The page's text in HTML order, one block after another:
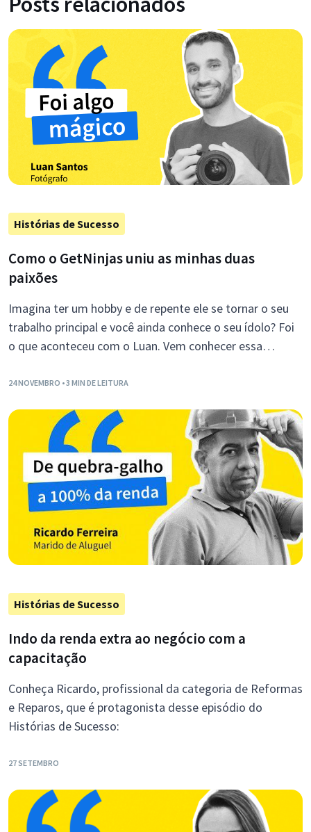
Histórias de Sucesso
Como o GetNinjas uniu as minhas duas
paixões
Imagina ter um hobby e de repente ele se tornar o seu
trabalho principal e você ainda conhece o seu ídolo? Foi
o que aconteceu com o Luan. Vem conhecer essa
24 NOVEMBRO • 3 MIN DE LEITURA
Histórias de Sucesso
Indo da renda extra ao negócio com a
capacitação
Conheça Ricardo, profissional da categoria de Reformas
e Reparos, que é protagonista desse episódio do
Histórias de Sucesso:
27 SETEMBRO